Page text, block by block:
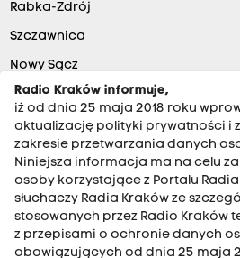
Rabka-Zdrój
Szczawnica
Nowy Sącz
RADIO KRAKÓW SA. Aleja Juliusza
Kraków
Radio Kraków informuje,
iż od dnia 25 maja 2018 roku
aktualizację polityki prywatności i
zakresie przetwarzania danych
Niniejsza informacja ma na celu
osoby korzystające z Portalu
słuchaczy Radia Kraków ze
stosowanych przez Radio Kraków
z przepisami o ochronie danych
obowiązujących od dnia 25 maja